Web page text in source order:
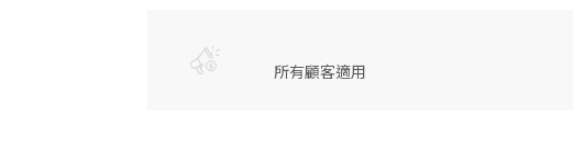
所有顧客適用